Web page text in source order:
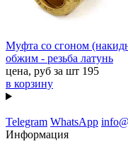
Муфта со сгоном
обжим - резьба латунь
цена, руб за шт 195
в корзину
Telegram WhatsApp
Информация